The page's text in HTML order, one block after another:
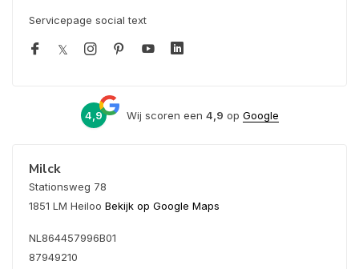
Servicepage social text
4,9 Wij scoren een 4,9 op Google
Milck
Stationsweg 78
1851 LM Heiloo Bekijk op Google Maps
NL864457996B01
87949210